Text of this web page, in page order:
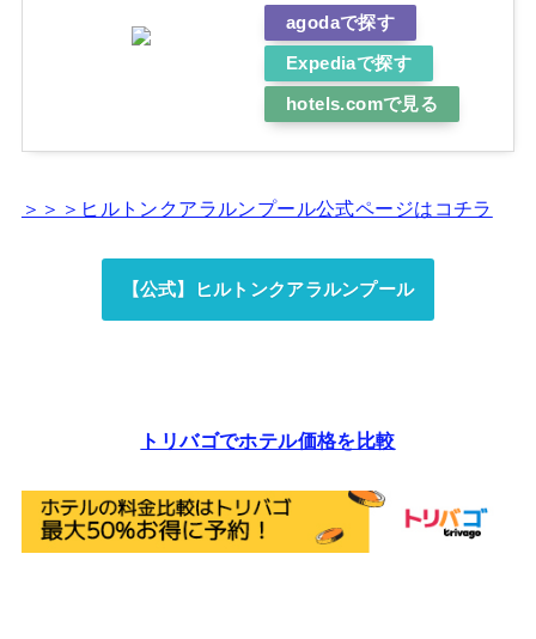
agodaで探す
Expediaで探す
hotels.comで見る
＞＞＞ヒルトンクアラルンプール公式ページはコチラ
【公式】ヒルトンクアラルンプール
トリバゴでホテル価格を比較